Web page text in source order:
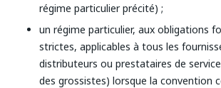
régime particulier précité) ;
un régime particulier, aux obligations
strictes, applicables à tous les
distributeurs ou prestataires de
des grossistes) lorsque la convention